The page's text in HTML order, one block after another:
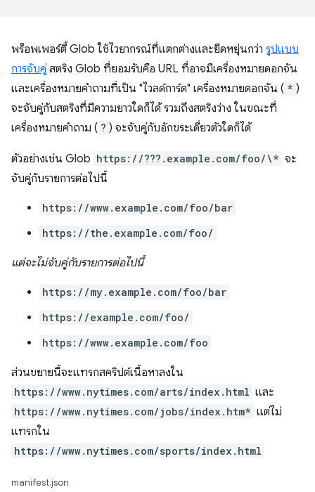
พร็อพเพอร์ตี้ Glob ใช้ไวยากรณ์ที่แตกต่างและยืดหยุ่นกว่า รูปแบบ
การจับคู่ สตริง Glob ที่ยอมรับคือ URL ที่อาจมีเครื่องหมายดอกจัน
และเครื่องหมายคำถามที่เป็น "ไวลด์การ์ด" เครื่องหมายดอกจัน ( * )
จะจับคู่กับสตริงที่มีความยาวใดก็ได้ รวมถึงสตริงว่าง ในขณะที่
เครื่องหมายคำถาม ( ? ) จะจับคู่กับอักขระเดี่ยวตัวใดก็ได้
ตัวอย่างเช่น Glob https://???.example.com/foo/\* จะ
จับคู่กับรายการต่อไปนี้
https://www.example.com/foo/bar
https://the.example.com/foo/
แต่จะไม่จับคู่กับรายการต่อไปนี้
https://my.example.com/foo/bar
https://example.com/foo/
https://www.example.com/foo
ส่วนขยายนี้จะแทรกสคริปต์เนื้อหาลงใน
https://www.nytimes.com/arts/index.html และ
https://www.nytimes.com/jobs/index.htm* แต่ไม่
แทรกใน
https://www.nytimes.com/sports/index.html
manifest.json